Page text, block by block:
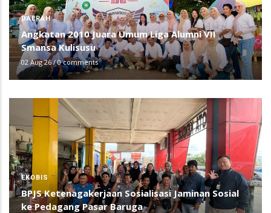
DAERAH
Angkatan 2010 Juara Umum Liga Alumni VII
Smansa Kulisusu
02 Aug 26/0 comments
EKOBIS
BPJS Ketenagakerjaan Sosialisasi Jaminan Sosial
ke Pedagang Pasar Baruga